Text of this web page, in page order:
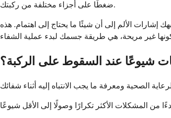
ضغطًا على أجزاء مختلفة من ركبتك.
إشارات الألم إلى أن شيئًا ما يحتاج إلى اهتمام. هذه
شيوعًا عند السقوط على الركبة؟